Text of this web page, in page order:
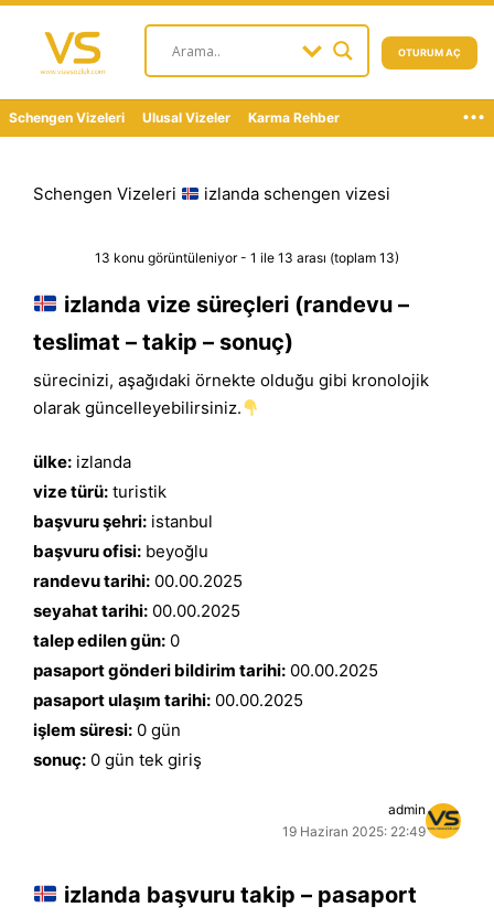
OTURUM AÇ
Schengen Vizeleri Ulusal Vizeler Karma Rehber ...
Schengen Vizeleri izlanda schengen vizesi
13 konu görüntüleniyor - 1 ile 13 arası (toplam 13)
izlanda vize süreçleri (randevu –
teslimat – takip – sonuç)
sürecinizi, aşağıdaki örnekte olduğu gibi kronolojik
olarak güncelleyebilirsiniz.
ülke: izlanda
vize türü: turistik
başvuru şehri: istanbul
başvuru ofisi: beyoğlu
randevu tarihi: 00.00.2025
seyahat tarihi: 00.00.2025
talep edilen gün: 0
pasaport gönderi bildirim tarihi: 00.00.2025
pasaport ulaşım tarihi: 00.00.2025
işlem süresi: 0 gün
sonuç: 0 gün tek giriş
admin
19 Haziran 2025: 22:49
izlanda başvuru takip – pasaport